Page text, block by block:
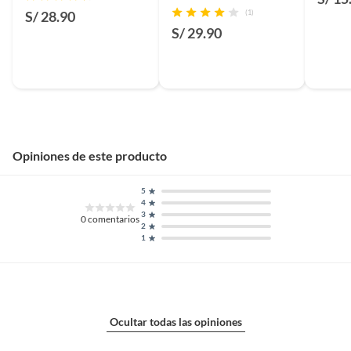
S/ 28.90
Doypack 3 L
(1)
S/ 29.90
Opiniones de este producto
0comentarios
1
2
3
4
5
Ocultar todas las opiniones